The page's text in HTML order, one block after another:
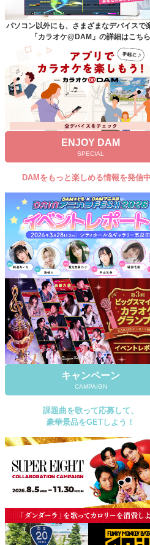
ユーザー検索
キャンペーン
よくあるご質問
DAMの新曲・ランキングなど
カラオケ最新情報をチェック！
自宅でカラオケ歌い放題！
家族や友達と一緒に！練習にも！
パソコン以外にも、さまざまなデバイスで
「カラオケ@DAM」の詳細はこちら
ENJOY DAM
SPECIAL
DAMをもっと楽しめる情報を発信中
キャンペーン
CAMPAIGN
課題曲を歌って応募して、
豪華景品をGETしよう！